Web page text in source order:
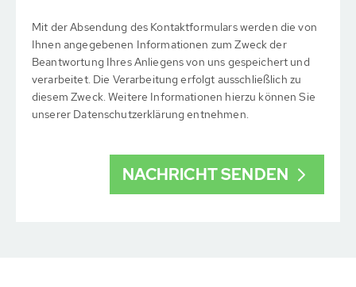
Mit der Absendung des Kontaktformulars werden die von
Ihnen angegebenen Informationen zum Zweck der
Beantwortung Ihres Anliegens von uns gespeichert und
verarbeitet. Die Verarbeitung erfolgt ausschließlich zu
diesem Zweck. Weitere Informationen hierzu können Sie
unserer Datenschutzerklärung entnehmen.